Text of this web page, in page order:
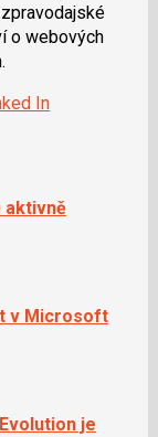
o webových
In
aktivně
v Microsoft
je